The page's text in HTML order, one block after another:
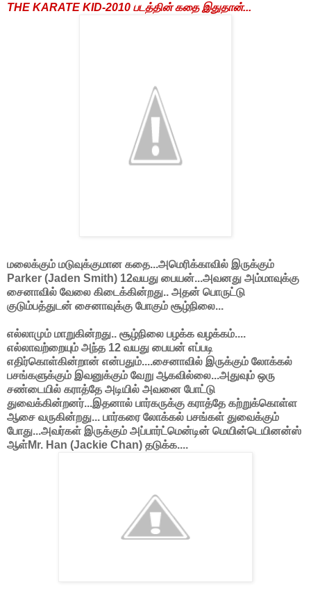
THE KARATE KID-2010 படத்தின் கதை இதுதான்...
மலைக்கும் மடுவுக்குமான கதை...அமெரிக்காவில் இருக்கும்
Parker (Jaden Smith) 12வயது பையன்...அவனது அம்மாவுக்கு
சைனாவில் வேலை கிடைக்கின்றது.. அதன் பொருட்டு
குடும்பத்துடன் சைனாவுக்கு போகும் சூழ்நிலை...
எல்லாமும் மாறுகின்றது.. சூழ்நிலை பழக்க வழக்கம்....
எல்லாவற்றையும் அந்த 12 வயது பையன் எப்படி
எதிர்கொள்கின்றான் என்பதும்....சைனாவில் இருக்கும் லோக்கல்
பசங்களுக்கும் இவனுக்கும் வேறு ஆகவில்லை...அதுவும் ஒரு
சண்டையில் கராத்தே அடியில் அவனை போட்டு
துவைக்கின்றனர்...இதனால் பார்கருக்கு கராத்தே கற்றுக்கொள்ள
ஆசை வருகின்றது... பார்கரை லோக்கல் பசங்கள் துவைக்கும்
போது...அவர்கள் இருக்கும் அப்பார்ட்மென்டின் மெயின்டெயினன்ஸ்
ஆள்Mr. Han (Jackie Chan) தடுக்க....